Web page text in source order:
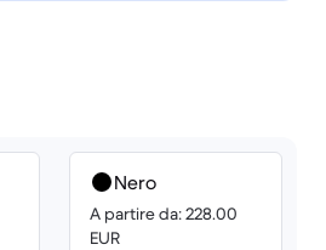
Nero
A partire da: 228.00
EUR